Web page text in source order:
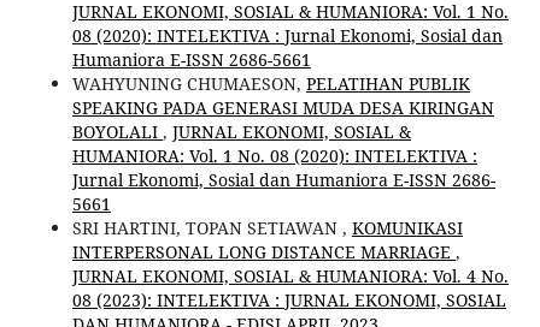
JURNAL EKONOMI, SOSIAL & HUMANIORA: Vol. 1 No.
08 (2020): INTELEKTIVA : Jurnal Ekonomi, Sosial dan
Humaniora E-ISSN 2686-5661
WAHYUNING CHUMAESON, PELATIHAN PUBLIK
SPEAKING PADA GENERASI MUDA DESA KIRINGAN
BOYOLALI , JURNAL EKONOMI, SOSIAL &
HUMANIORA: Vol. 1 No. 08 (2020): INTELEKTIVA :
Jurnal Ekonomi, Sosial dan Humaniora E-ISSN 2686-
5661
SRI HARTINI, TOPAN SETIAWAN , KOMUNIKASI
INTERPERSONAL LONG DISTANCE MARRIAGE ,
JURNAL EKONOMI, SOSIAL & HUMANIORA: Vol. 4 No.
08 (2023): INTELEKTIVA : JURNAL EKONOMI, SOSIAL